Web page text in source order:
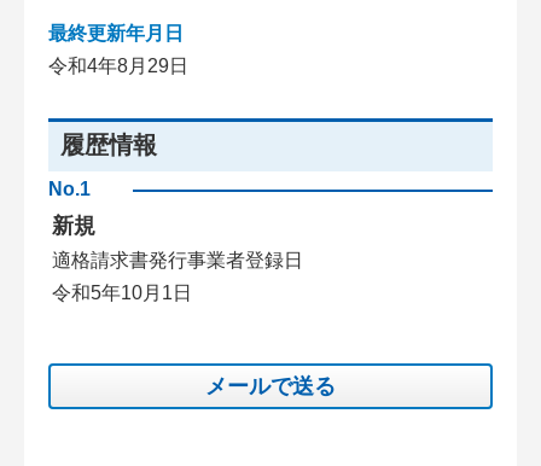
最終更新年月日
令和4年8月29日
履歴情報
No.1
新規
適格請求書発行事業者登録日
令和5年10月1日
メールで送る